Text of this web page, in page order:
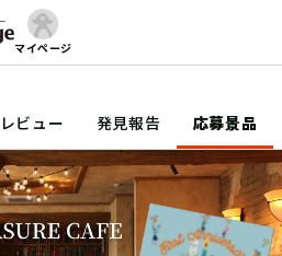
マイページ
レビュー 発見報告 応募景品